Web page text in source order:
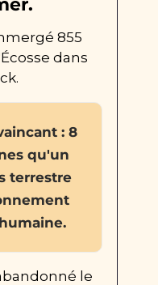
855
dans
: 8
qu'un
terrestre
le